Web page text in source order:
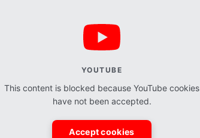
YOUTUBE
This content is blocked because YouTube cookies
have not been accepted.
Accept cookies